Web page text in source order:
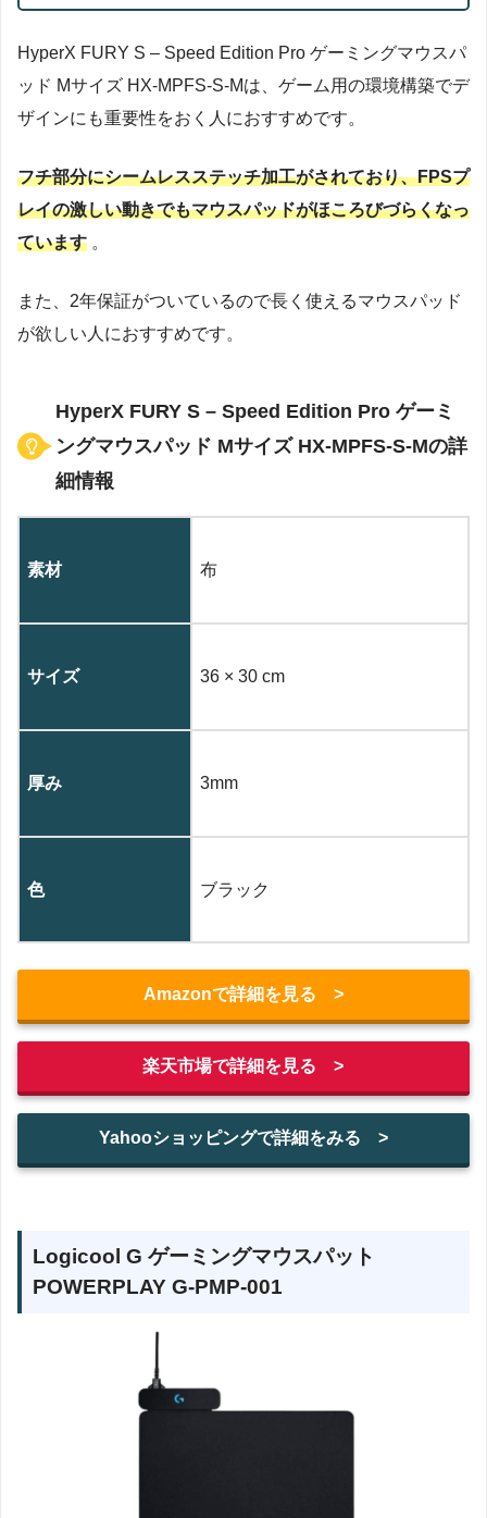
HyperX FURY S – Speed Edition Pro ゲーミングマウスパ
ッド Mサイズ HX-MPFS-S-Mは、ゲーム用の環境構築でデ
ザインにも重要性をおく人におすすめです。
フチ部分にシームレスステッチ加工がされており、FPSプ
レイの激しい動きでもマウスパッドがほころびづらくなっ
ています 。
また、2年保証がついているので長く使えるマウスパッド
が欲しい人におすすめです。
HyperX FURY S – Speed Edition Pro ゲーミ
ングマウスパッド Mサイズ HX-MPFS-S-Mの詳
細情報
素材 布
サイズ 36 × 30 cm
厚み 3mm
色 ブラック
Amazonで詳細を見る >
楽天市場で詳細を見る >
Yahooショッピングで詳細をみる >
Logicool G ゲーミングマウスパット
POWERPLAY G-PMP-001